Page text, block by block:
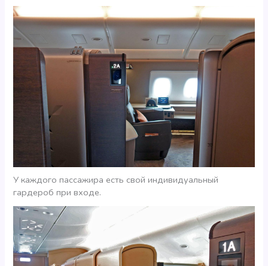
У каждого пассажира есть свой индивидуальный
гардероб при входе.